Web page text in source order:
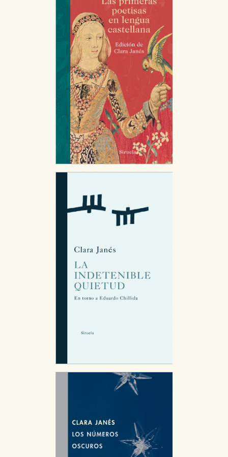
nuestro sitio web. Almacenan configuraciones de
servicios para que no tenga que reconfigurarlos cada
vez que nos visita. La información es agregada y, por lo
tanto, es anónima.
Cookies de publicidad y redes sociales
Estas cookies son gestionadas por nuestros socios
publicitarios y se utilizan para mostrar publicidad
relevante para sus intereses en otros sitios. No
almacenan directamente información personal sino
que se basan en la identificación única de su
navegador y dispositivo de internet.
GUARDAR CONFIGURACIÓN
Puede consultar nuestrapolítica de cookies